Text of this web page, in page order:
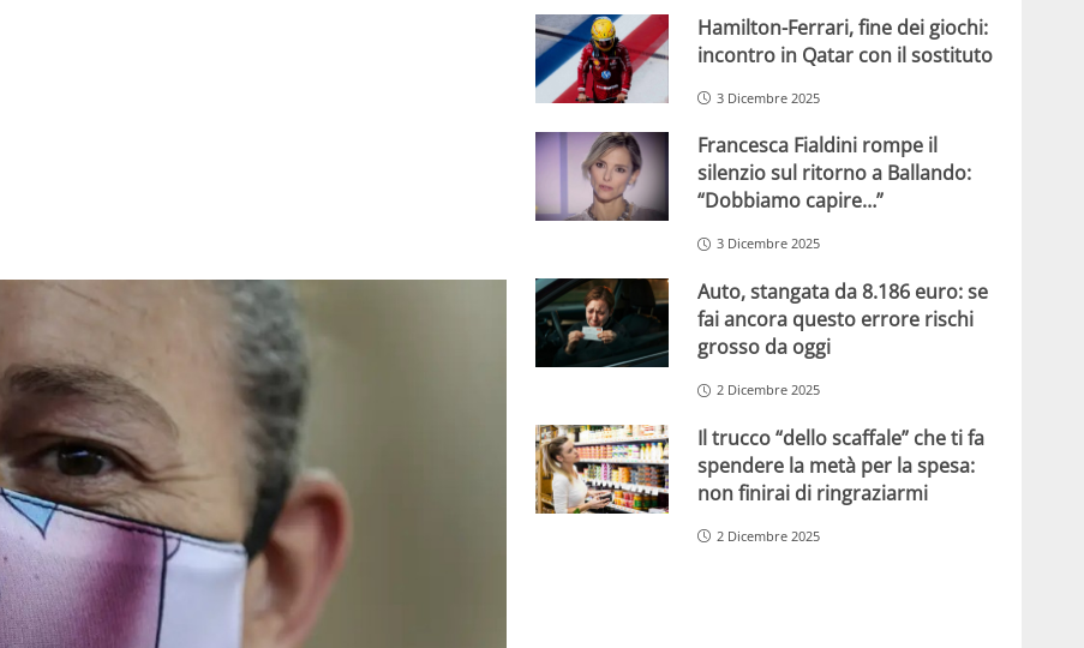
Hamilton-Ferrari, fine dei giochi:
incontro in Qatar con il sostituto
3 Dicembre 2025
Francesca Fialdini rompe il
silenzio sul ritorno a Ballando:
“Dobbiamo capire…”
3 Dicembre 2025
Auto, stangata da 8.186 euro: se
fai ancora questo errore rischi
grosso da oggi
2 Dicembre 2025
Il trucco “dello scaffale” che ti fa
spendere la metà per la spesa:
non finirai di ringraziarmi
2 Dicembre 2025